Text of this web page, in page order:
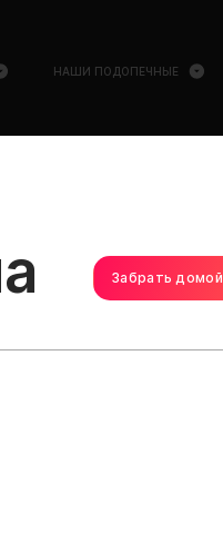
НАШИ ПОДОПЕЧНЫЕ
Забрать домой